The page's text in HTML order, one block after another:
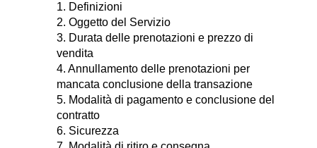
1. Definizioni
2. Oggetto del Servizio
3. Durata delle prenotazioni e prezzo di
vendita
4. Annullamento delle prenotazioni per
mancata conclusione della transazione
5. Modalità di pagamento e conclusione del
contratto
6. Sicurezza